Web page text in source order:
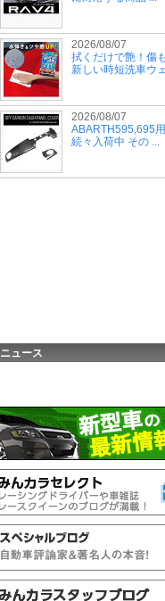
2026/08/07
拭くだけで艶！傷
新しい時短洗車ウ
2026/08/07
ABARTH595,695
続々入荷中 その ...
ニュース